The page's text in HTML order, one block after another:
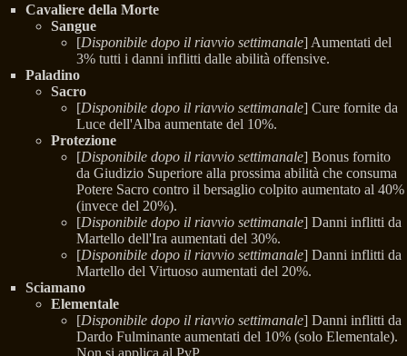
Cavaliere della Morte
Sangue
[Disponibile dopo il riavvio settimanale] Aumentati del
3% tutti i danni inflitti dalle abilità offensive.
Paladino
Sacro
[Disponibile dopo il riavvio settimanale] Cure fornite da
Luce dell'Alba aumentate del 10%.
Protezione
[Disponibile dopo il riavvio settimanale] Bonus fornito
da Giudizio Superiore alla prossima abilità che consuma
Potere Sacro contro il bersaglio colpito aumentato al 40%
(invece del 20%).
[Disponibile dopo il riavvio settimanale] Danni inflitti da
Martello dell'Ira aumentati del 30%.
[Disponibile dopo il riavvio settimanale] Danni inflitti da
Martello del Virtuoso aumentati del 20%.
Sciamano
Elementale
[Disponibile dopo il riavvio settimanale] Danni inflitti da
Dardo Fulminante aumentati del 10% (solo Elementale).
Non si applica al PvP.